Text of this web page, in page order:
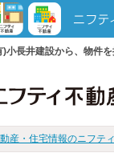
)小長井建設から、物件
産・住宅情報のニフテ